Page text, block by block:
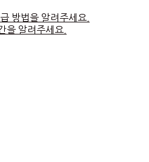
방법을 알려주세요.
을 알려주세요.